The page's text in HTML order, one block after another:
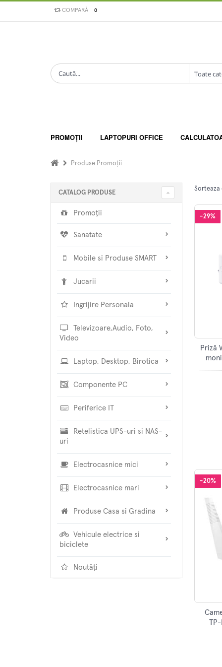
COMPARĂ 0
PROMOȚII LAPTOPURI OFFICE
Produse Promoții
Sorteaza
-29%
Priză
-20%
CATALOG PRODUSE
Promoții
Sanatate
Mobile si Produse SMART
Jucarii
Ingrijire Personala
Televizoare,Audio, Foto,
Video
Laptop, Desktop, Birotica
Componente PC
Periferice IT
Retelistica UPS-uri si NAS-
uri
Electrocasnice mici
Electrocasnice mari
Produse Casa si Gradina
Vehicule electrice si
biciclete
Noutăți